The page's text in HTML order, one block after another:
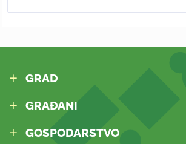
GRAD
GRAĐANI
GOSPODARSTVO